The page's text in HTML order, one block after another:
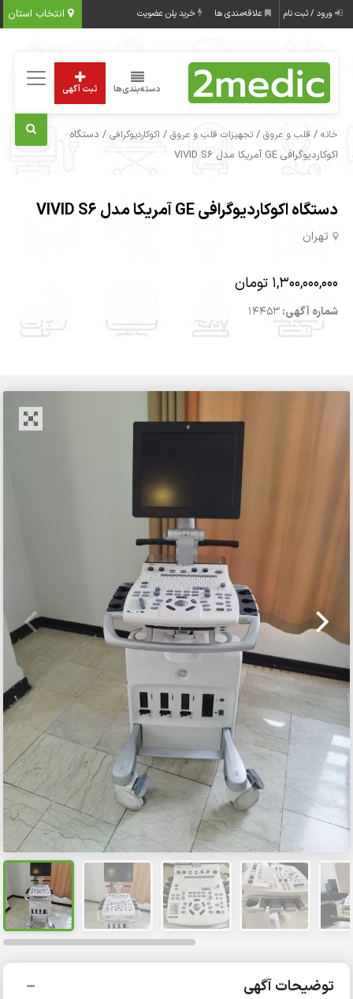
انتخاب استان ورود / ثبت نام علاقه‌مندی ها خرید پلن عضویت
دسته‌بندی‌ها ثبت آگهی
خانه / قلب و عروق /تجهیزات قلب و عروق / اکوکاردیوگرافی / دستگاه
اکوکاردیوگرافی GE آمریکا مدل VIVID S6
دستگاه اکوکاردیوگرافی GE آمریکا مدل VIVID S6
تهران
1,300,000,000 تومان
شماره آگهی:14453
توضیحات آگهی